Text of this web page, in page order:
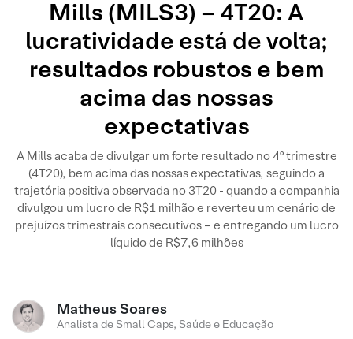
Mills (MILS3) – 4T20: A
lucratividade está de volta;
resultados robustos e bem
acima das nossas
expectativas
A Mills acaba de divulgar um forte resultado no 4º trimestre
(4T20), bem acima das nossas expectativas, seguindo a
trajetória positiva observada no 3T20 - quando a companhia
divulgou um lucro de R$1 milhão e reverteu um cenário de
prejuízos trimestrais consecutivos – e entregando um lucro
líquido de R$7,6 milhões
Matheus Soares
Analista de Small Caps, Saúde e Educação